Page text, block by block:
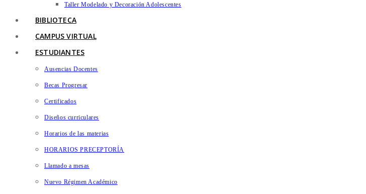
Taller Modelado y Decoración Adolescentes
BIBLIOTECA
CAMPUS VIRTUAL
ESTUDIANTES
Ausencias Docentes
Becas Progresar
Certificados
Diseños curriculares
Horarios de las materias
HORARIOS PRECEPTORÍA
Llamado a mesas
Nuevo Régimen Académico